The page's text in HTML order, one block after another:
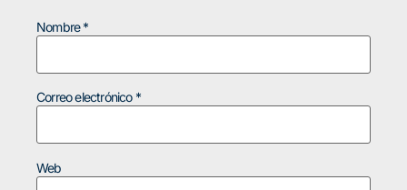
Nombre*
Correo electrónico *
Web